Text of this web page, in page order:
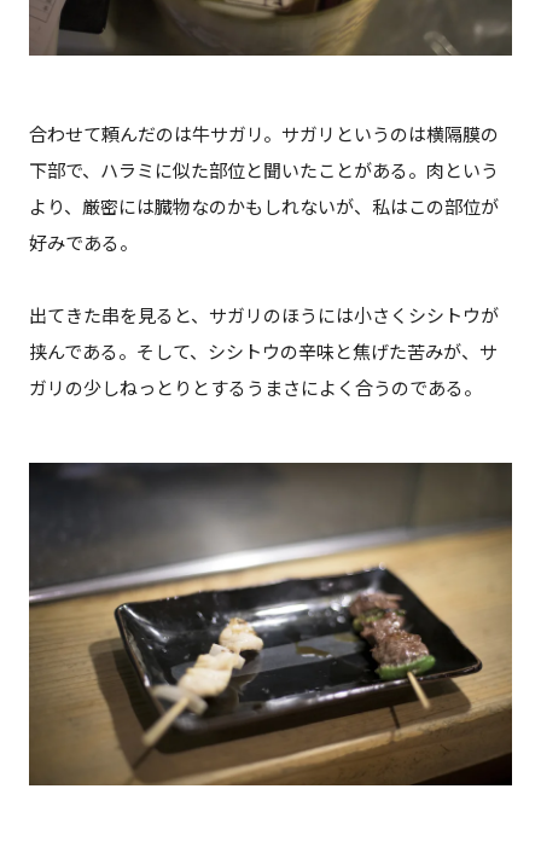
合わせて頼んだのは牛サガリ。サガリというのは横隔膜の
下部で、ハラミに似た部位と聞いたことがある。肉という
より、厳密には臓物なのかもしれないが、私はこの部位が
好みである。
出てきた串を見ると、サガリのほうには小さくシシトウが
挟んである。そして、シシトウの辛味と焦げた苦みが、サ
ガリの少しねっとりとするうまさによく合うのである。